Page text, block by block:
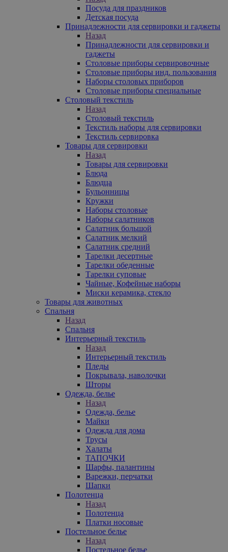
Посуда для праздников
Детская посуда
Принадлежности для сервировки и гаджеты
Назад
Принадлежности для сервировки и
гаджеты
Столовые приборы сервировочные
Столовые приборы инд. пользования
Наборы столовых приборов
Столовые приборы специальные
Столовый текстиль
Назад
Столовый текстиль
Текстиль наборы для сервировки
Текстиль сервировка
Товары для сервировки
Назад
Товары для сервировки
Блюда
Блюдца
Бульонницы
Кружки
Наборы столовые
Наборы салатников
Салатник большой
Салатник мелкий
Салатник средний
Тарелки десертные
Тарелки обеденные
Тарелки суповые
Чайные, Кофейные наборы
Миски керамика, стекло
Товары для животных
Спальня
Назад
Спальня
Интерьерный текстиль
Назад
Интерьерный текстиль
Пледы
Покрывала, наволочки
Шторы
Одежда, белье
Назад
Одежда, белье
Майки
Одежда для дома
Трусы
Халаты
ТАПОЧКИ
Шарфы, палантины
Варежки, перчатки
Шапки
Полотенца
Назад
Полотенца
Платки носовые
Постельное белье
Назад
Постельное белье